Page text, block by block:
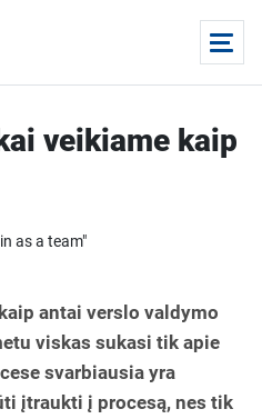
veikiame kaip
antai verslo valdymo
viskas sukasi tik apie
svarbiausia yra
įtraukti į procesą, nes tik